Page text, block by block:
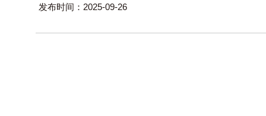
发布时间：2025-09-26